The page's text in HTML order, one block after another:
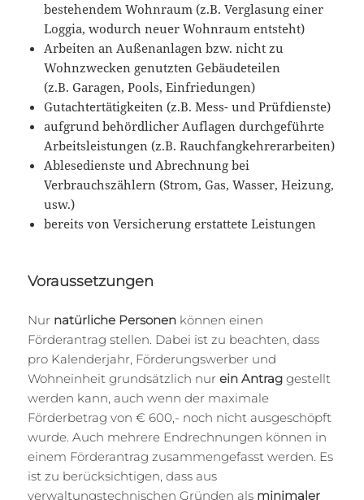
bestehendem Wohnraum (z.B. Verglasung einer
Loggia, wodurch neuer Wohnraum entsteht)
Arbeiten an Außenanlagen bzw. nicht zu
Wohnzwecken genutzten Gebäudeteilen
(z.B. Garagen, Pools, Einfriedungen)
Gutachtertätigkeiten (z.B. Mess- und Prüfdienste)
aufgrund behördlicher Auflagen durchgeführte
Arbeitsleistungen (z.B. Rauchfangkehrerarbeiten)
Ablesedienste und Abrechnung bei
Verbrauchszählern (Strom, Gas, Wasser, Heizung,
usw.)
bereits von Versicherung erstattete Leistungen
Voraussetzungen
Nur natürliche Personen können einen
Förderantrag stellen. Dabei ist zu beachten, dass
pro Kalenderjahr, Förderungswerber und
Wohneinheit grundsätzlich nurein Antrag gestellt
werden kann, auch wenn der maximale
Förderbetrag von € 600,- noch nicht ausgeschöpft
wurde. Auch mehrere Endrechnungen können in
einem Förderantrag zusammengefasst werden. Es
ist zu berücksichtigen, dass aus
verwaltungstechnischen Gründen als minimaler